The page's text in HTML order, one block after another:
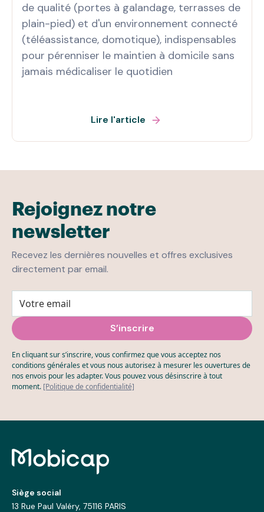
de qualité (portes à galandage, terrasses de
plain-pied) et d'un environnement connecté
(téléassistance, domotique), indispensables
pour pérenniser le maintien à domicile sans
jamais médicaliser le quotidien
Lire l'article
Rejoignez notre
newsletter
Recevez les dernières nouvelles et offres exclusives
directement par email.
En cliquant sur s’inscrire, vous confirmez que vous acceptez nos
conditions générales et vous nous autorisez à mesurer les ouvertures de
nos envois pour les adapter. Vous pouvez vous désinscrire à tout
moment. [Politique de confidentialité]
Siège social
13 Rue Paul Valéry, 75116 PARIS